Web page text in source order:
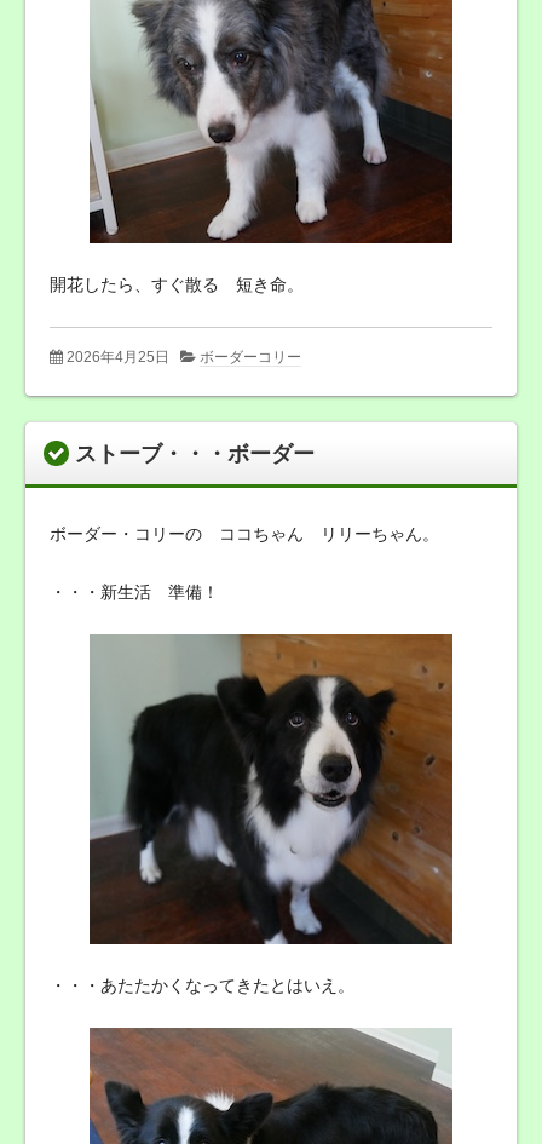
開花したら、すぐ散る 短き命。
2026年4月25日 ボーダーコリー
ストーブ・・・ボーダー
ボーダー・コリーの ココちゃん リリーちゃん。
・・・新生活 準備！
・・・あたたかくなってきたとはいえ。